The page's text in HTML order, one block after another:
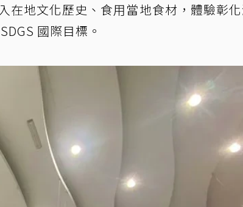
在地文化歷史、食用當地食材，體驗彰
國際目標。